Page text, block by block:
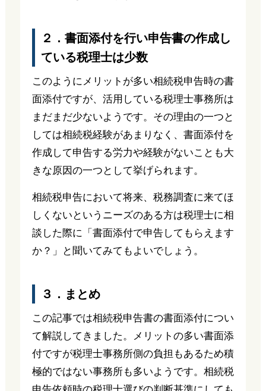
２．書面添付を行い申告書の作成し
ている税理士は少数
このようにメリットが多い相続税申告時の書
面添付ですが、活用している税理士事務所は
まだまだ少ないようです。その理由の一つと
しては相続税経験があまりなく、書面添付を
作成して申告する労力や経験がないことも大
きな原因の一つとして挙げられます。
相続税申告において将来、税務調査に来てほ
しくないというニーズのある方は税理士に相
談した際に「書面添付で申告してもらえます
か？」と聞いてみてもよいでしょう。
３．まとめ
この記事では相続税申告書の書面添付につい
て解説してきました。メリットの多い書面添
付ですが税理士事務所側の負担もあるため積
極的ではない事務所も多いようです。相続税